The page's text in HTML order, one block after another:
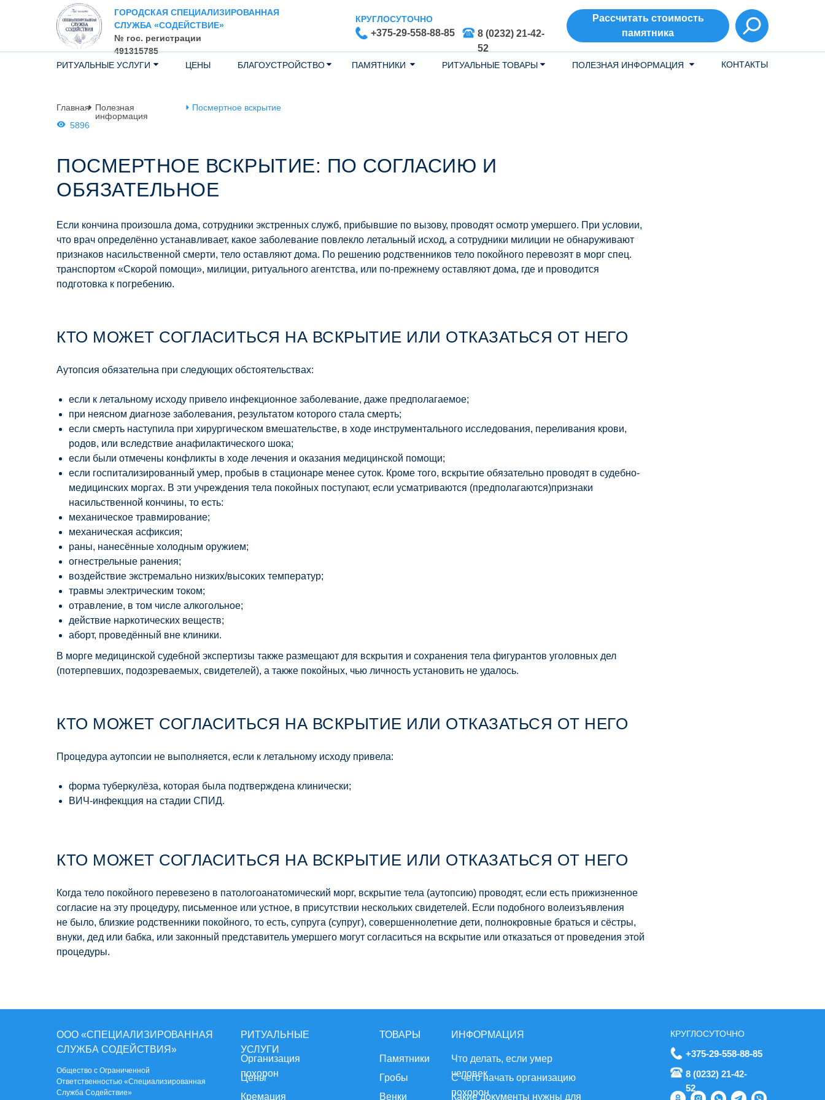
ГОРОДСКАЯ СПЕЦИАЛИЗИРОВАННАЯ
СЛУЖБА «СОДЕЙСТВИЕ»
№ гос. регистрации
491315785
КРУГЛОСУТОЧНО
+375-29-558-88-85
8 (0232) 21-42-
52
Рассчитать стоимость
памятника
РИТУАЛЬНЫЕ УСЛУГИ ЦЕНЫ БЛАГОУСТРОЙСТВО ПАМЯТНИКИ РИТУАЛЬНЫЕ ТОВАРЫ ПОЛЕЗНАЯ ИНФОРМАЦИЯ КОНТАКТЫ
Главная
Полезная
информация
5896
Посмертное вскрытие
ПОСМЕРТНОЕ ВСКРЫТИЕ: ПО СОГЛАСИЮ И
ОБЯЗАТЕЛЬНОЕ
Если кончина произошла дома, сотрудники экстренных служб, прибывшие по вызову, проводят осмотр умершего. При условии,
что врач определённо устанавливает, какое заболевание повлекло летальный исход, а сотрудники милиции не обнаруживают
признаков насильственной смерти, тело оставляют дома. По решению родственников тело покойного перевозят в морг спец.
транспортом «Скорой помощи», милиции, ритуального агентства, или по-прежнему оставляют дома, где и проводится
подготовка к погребению.
КТО МОЖЕТ СОГЛАСИТЬСЯ НА ВСКРЫТИЕ ИЛИ ОТКАЗАТЬСЯ ОТ НЕГО
Аутопсия обязательна при следующих обстоятельствах:
если к летальному исходу привело инфекционное заболевание, даже предполагаемое;
при неясном диагнозе заболевания, результатом которого стала смерть;
если смерть наступила при хирургическом вмешательстве, в ходе инструментального исследования, переливания крови,
родов, или вследствие анафилактического шока;
если были отмечены конфликты в ходе лечения и оказания медицинской помощи;
если госпитализированный умер, пробыв в стационаре менее суток. Кроме того, вскрытие обязательно проводят в судебно-
медицинских моргах. В эти учреждения тела покойных поступают, если усматриваются (предполагаются)признаки
насильственной кончины, то есть:
механическое травмирование;
механическая асфиксия;
раны, нанесённые холодным оружием;
огнестрельные ранения;
воздействие экстремально низких/высоких температур;
травмы электрическим током;
отравление, в том числе алкогольное;
действие наркотических веществ;
аборт, проведённый вне клиники.
В морге медицинской судебной экспертизы также размещают для вскрытия и сохранения тела фигурантов уголовных дел
(потерпевших, подозреваемых, свидетелей), а также покойных, чью личность установить не удалось.
КТО МОЖЕТ СОГЛАСИТЬСЯ НА ВСКРЫТИЕ ИЛИ ОТКАЗАТЬСЯ ОТ НЕГО
Процедура аутопсии не выполняется, если к летальному исходу привела:
форма туберкулёза, которая была подтверждена клинически;
ВИЧ-инфекцция на стадии СПИД.
КТО МОЖЕТ СОГЛАСИТЬСЯ НА ВСКРЫТИЕ ИЛИ ОТКАЗАТЬСЯ ОТ НЕГО
Когда тело покойного перевезено в патологоанатомический морг, вскрытие тела (аутопсию) проводят, если есть прижизненное
согласие на эту процедуру, письменное или устное, в присутствии нескольких свидетелей. Если подобного волеизъявления
не было, близкие родственники покойного, то есть, супруга (супруг), совершеннолетние дети, полнокровные браться и сёстры,
внуки, дед или бабка, или законный представитель умершего могут согласиться на вскрытие или отказаться от проведения этой
процедуры.
ООО «СПЕЦИАЛИЗИРОВАННАЯ
СЛУЖБА СОДЕЙСТВИЯ»
Общество с Ограниченной
Ответственностью «Специализированная
Служба Содействие»
РИТУАЛЬНЫЕ
УСЛУГИ
ТОВАРЫ ИНФОРМАЦИЯ КРУГЛОСУТОЧНО
Организация
похорон
Цены
Кремация
Памятники
Гробы
Венки
Что делать, если умер
человек
С чего начать организацию
похорон
Какие документы нужны для
+375-29-558-88-85
8 (0232) 21-42-
52